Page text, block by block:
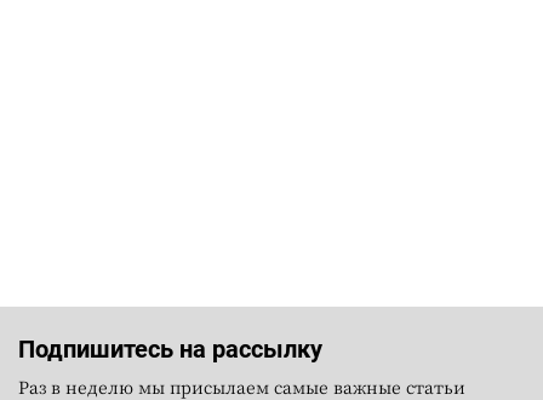
Подпишитесь на рассылку
Раз в неделю мы присылаем самые важные статьи